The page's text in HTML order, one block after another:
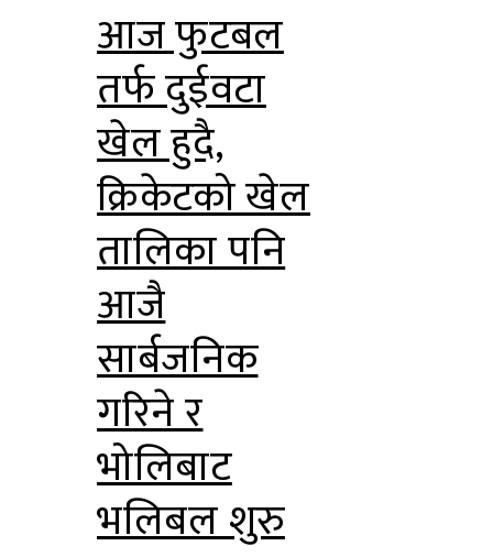
आज फुटबल
तर्फ दुईवटा
खेल हुदै,
क्रिकेटको खेल
तालिका पनि
आजै
सार्बजनिक
गरिने र
भोलिबाट
भलिबल शुरु